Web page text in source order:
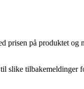
prisen på produktet
slike tilbakemeldinger